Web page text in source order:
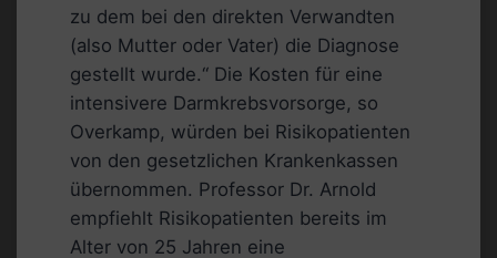
zu dem bei den direkten Verwandten
(also Mutter oder Vater) die Diagnose
gestellt wurde.“ Die Kosten für eine
intensivere Darmkrebsvorsorge, so
Overkamp, würden bei Risikopatienten
von den gesetzlichen Krankenkassen
übernommen. Professor Dr. Arnold
empfiehlt Risikopatienten bereits im
Alter von 25 Jahren eine